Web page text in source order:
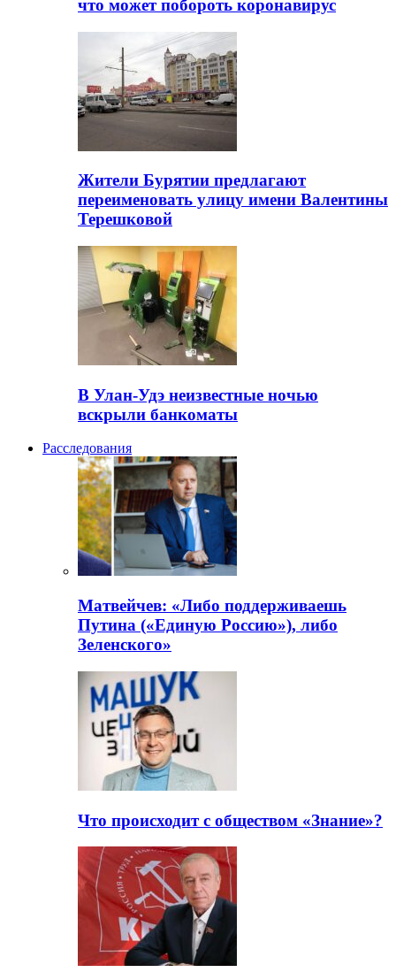
что может побороть коронавирус
Жители Бурятии предлагают
переименовать улицу имени Валентины
Терешковой
В Улан-Удэ неизвестные ночью
вскрыли банкоматы
Расследования
Матвейчев: «Либо поддерживаешь
Путина («Единую Россию»), либо
Зеленского»
Что происходит с обществом «Знание»?